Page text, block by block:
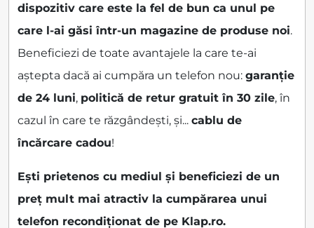
dispozitiv care este la fel de bun ca unul pe
care l-ai găsi într-un magazine de produse noi.
Beneficiezi de toate avantajele la care te-ai
aștepta dacă ai cumpăra un telefon nou: garanție
de 24 luni, politică de retur gratuit în 30 zile, în
cazul în care te răzgândești, și... cablu de
încărcare cadou!
Ești prietenos cu mediul și beneficiezi de un
preț mult mai atractiv la cumpărarea unui
telefon recondiționat de pe Klap.ro.